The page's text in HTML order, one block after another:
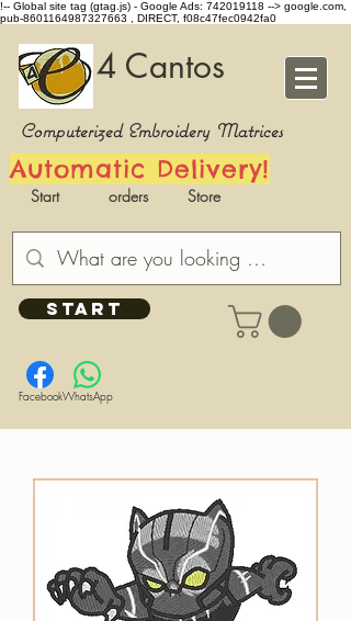
!-- Global site tag (gtag.js) - Google Ads: 742019118 --> google.com,
pub-8601164987327663 , DIRECT, f08c47fec0942fa0
4 Cantos
Computerized Embroidery Matrices
Automatic Delivery!
Start orders Store
START
FacebookWhatsApp